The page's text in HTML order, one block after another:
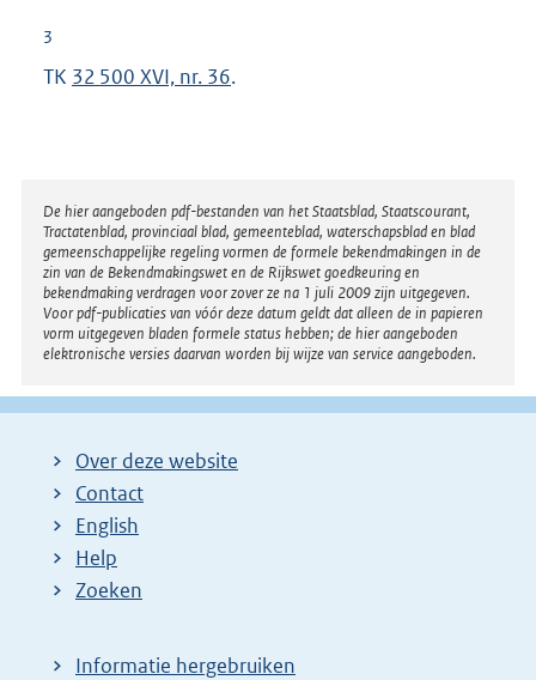
3
TK 32 500 XVI, nr. 36.
Disclaimer
De hier aangeboden pdf-bestanden van het Staatsblad, Staatscourant,
Tractatenblad, provinciaal blad, gemeenteblad, waterschapsblad en blad
gemeenschappelijke regeling vormen de formele bekendmakingen in de
zin van de Bekendmakingswet en de Rijkswet goedkeuring en
bekendmaking verdragen voor zover ze na 1 juli 2009 zijn uitgegeven.
Voor pdf-publicaties van vóór deze datum geldt dat alleen de in papieren
vorm uitgegeven bladen formele status hebben; de hier aangeboden
elektronische versies daarvan worden bij wijze van service aangeboden.
Over deze website
Contact
English
Help
Zoeken
Informatie hergebruiken